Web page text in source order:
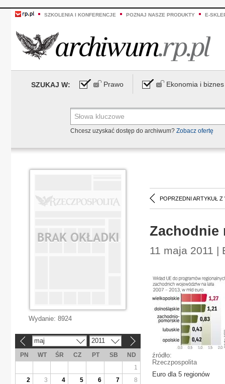
SZKOLENIA I KONFERENCJE POZNAJ NASZE PRODUKTY E-
SZUKAJ W: Prawo Ekonomia i biznes
Chcesz uzyskać dostęp do archiwum? Zobacz ofertę
POPRZEDNI ARTYKUŁ Z
Zachodnie
11 maja 2011 |
źródło:
Rzeczpospolita
Euro dla 5 regionów
Wydanie: 8924
maj 2011
PN WT ŚR CZ PT SB
ND
1
2
3 4 5 6 7
8